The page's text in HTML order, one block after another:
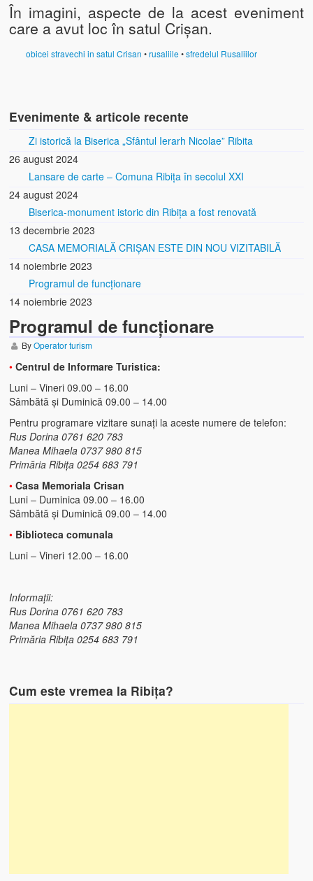
În imagini, aspecte de la acest eveniment
care a avut loc în satul Crișan.
obicei stravechi in satul Crisan •rusaliile•sfredelul Rusaliilor
Evenimente & articole recente
Zi istorică la Biserica „Sfântul Ierarh Nicolae” Ribita
26 august 2024
Lansare de carte – Comuna Ribița în secolul XXI
24 august 2024
Biserica-monument istoric din Ribița a fost renovată
13 decembrie 2023
CASA MEMORIALĂ CRIȘAN ESTE DIN NOU VIZITABILĂ
14 noiembrie 2023
Programul de funcționare
14 noiembrie 2023
Programul de funcționare
ByOperator turism
•Centrul de Informare Turistica:
Luni – Vineri 09.00 – 16.00
Sâmbătă și Duminică 09.00 – 14.00
Pentru programare vizitare sunați la aceste numere de telefon:
Rus Dorina 0761 620 783
Manea Mihaela 0737 980 815
Primăria Ribița 0254 683 791
•Casa Memoriala Crisan
Luni – Duminica 09.00 – 16.00
Sâmbătă și Duminică 09.00 – 14.00
• Biblioteca comunala
Luni – Vineri 12.00 – 16.00
Informații:
Rus Dorina 0761 620 783
Manea Mihaela 0737 980 815
Primăria Ribița 0254 683 791
Cum este vremea la Ribița?